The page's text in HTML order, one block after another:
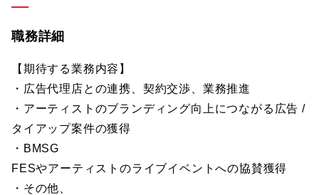
職務詳細
【期待する業務内容】
・広告代理店との連携、契約交渉、業務推進
・アーティストのブランディング向上につながる広告 /
タイアップ案件の獲得
・BMSG
FESやアーティストのライブイベントへの協賛獲得
・その他、